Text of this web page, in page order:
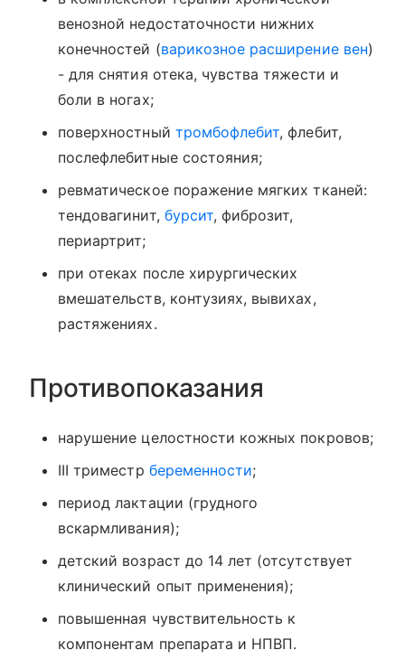
венозной недостаточности нижних
конечностей (варикозное расширение вен)
- для снятия отека, чувства тяжести и
боли в ногах;
поверхностный тромбофлебит, флебит,
послефлебитные состояния;
ревматическое поражение мягких тканей:
тендовагинит, бурсит, фиброзит,
периартрит;
при отеках после хирургических
вмешательств, контузиях, вывихах,
растяжениях.
Противопоказания
нарушение целостности кожных покровов;
III триместр беременности;
период лактации (грудного
вскармливания);
детский возраст до 14 лет (отсутствует
клинический опыт применения);
повышенная чувствительность к
компонентам препарата и НПВП.